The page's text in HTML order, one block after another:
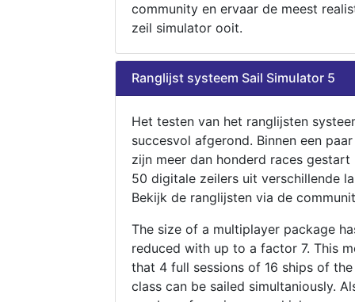
community en ervaar de meest
zeil simulator ooit.
Ranglijst systeem Sail Simulator 5
Het testen van het ranglijsten
succesvol afgerond. Binnen een
zijn meer dan honderd races gestart
50 digitale zeilers uit verschillende
Bekijk de ranglijsten via de
The size of a multiplayer package
reduced with up to a factor 7. This
that 4 full sessions of 16 ships of
class can be sailed simultaniously.